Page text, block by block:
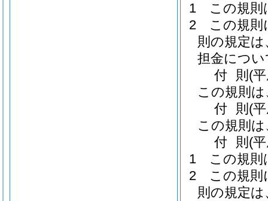
1
この規則
2
この規則
則の規定
担金につ
付 則 (
この規則
付 則 (
この規則
付 則 (
1
この規則
2
この規則
則の規定